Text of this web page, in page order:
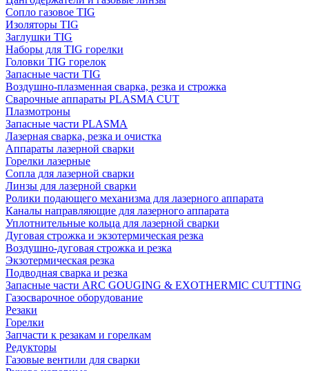
Сопло газовое TIG
Изоляторы TIG
Заглушки TIG
Наборы для TIG горелки
Головки TIG горелок
Запасные части TIG
Воздушно-плазменная сварка, резка и строжка
Сварочные аппараты PLASMA CUT
Плазмотроны
Запасные части PLASMA
Лазерная сварка, резка и очистка
Аппараты лазерной сварки
Горелки лазерные
Сопла для лазерной сварки
Линзы для лазерной сварки
Ролики подающего механизма для лазерного аппарата
Каналы направляющие для лазерного аппарата
Уплотнительные кольца для лазерной сварки
Дуговая строжка и экзотермическая резка
Воздушно-дуговая строжка и резка
Экзотермическая резка
Подводная сварка и резка
Запасные части ARC GOUGING & EXOTHERMIC CUTTING
Газосварочное оборудование
Резаки
Горелки
Запчасти к резакам и горелкам
Редукторы
Газовые вентили для сварки